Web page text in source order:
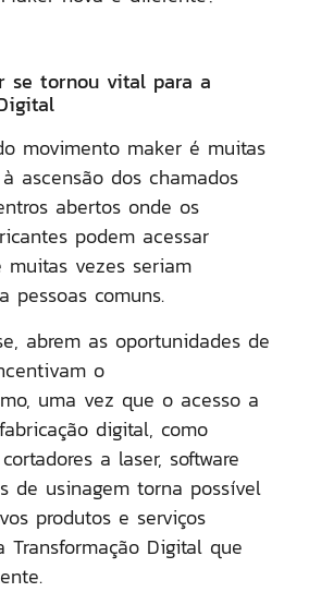
se tornou vital para a
movimento maker é muitas
ascensão dos chamados
abertos onde os
podem acessar
muitas vezes seriam
pessoas comuns.
abrem as oportunidades de
o
uma vez que o acesso a
digital, como
a laser, software
de usinagem torna possível
produtos e serviços
Transformação Digital que